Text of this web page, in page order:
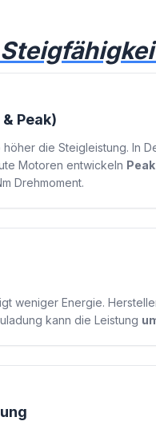
Peak)
die Steigleistung. In
Motoren entwickeln
Drehmoment.
weniger Energie.
kann die Leistung